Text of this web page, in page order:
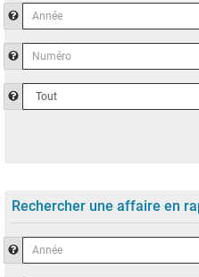
Année
Aide pour saisir l’année du
Numéro
Aide pour saisir le numéro de
TypeAide pour choisir le type de
Rechercher une affaire en
Année
Aide pour rechercher l'année